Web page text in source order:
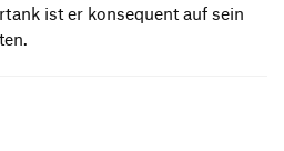
ist er konsequent auf sein